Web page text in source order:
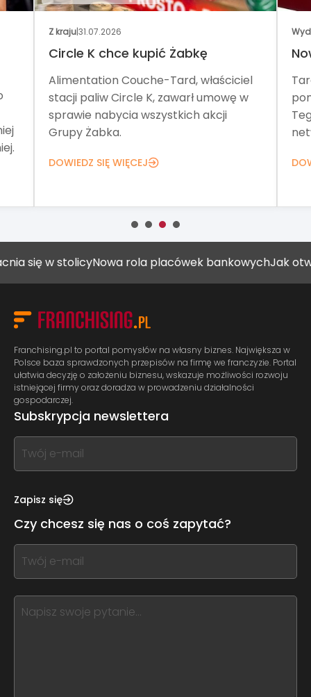
Z kraju|31.07.2026
Circle K chce kupić Żabkę
Alimentation Couche-Tard, właściciel
stacji paliw Circle K, zawarł umowę w
sprawie nabycia wszystkich akcji
Grupy Żabka.
DOWIEDZ SIĘ WIĘCEJ
w stolicyNowa rola placówek bankowychJak otworzyć
Franchising.pl to portal pomysłów na własny biznes. Największa w
Polsce baza sprawdzonych przepisów na firmę we franczyzie. Portal
ułatwia decyzję o założeniu biznesu, wskazuje możliwości rozwoju
istniejącej firmy oraz doradza w prowadzeniu działalności
gospodarczej.
Subskrypcja newslettera
If
you
this,
this
form
field
blank
Zapisz się
Czy chcesz się nas o coś zapytać?
If
you
this,
leave